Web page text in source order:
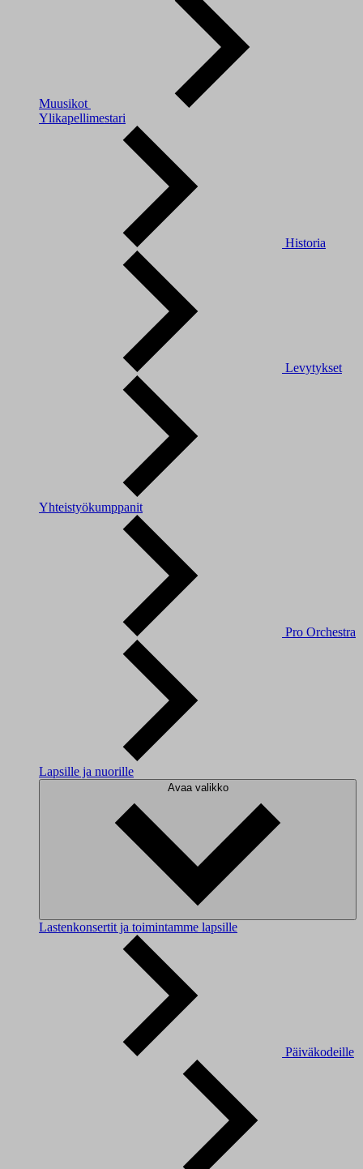
Muusikot
Ylikapellimestari
Historia
Levytykset
Yhteistyökumppanit
Pro Orchestra
Lapsille ja nuorille
Avaa valikko
Lastenkonsertit ja toimintamme lapsille
Päiväkodeille